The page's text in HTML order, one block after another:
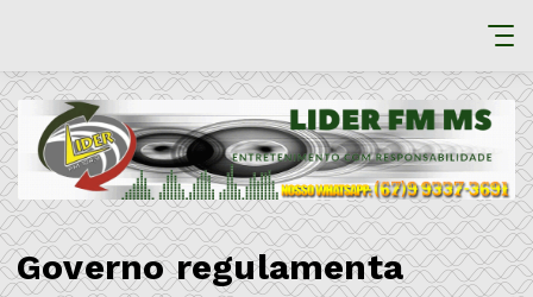
Governo regulamenta